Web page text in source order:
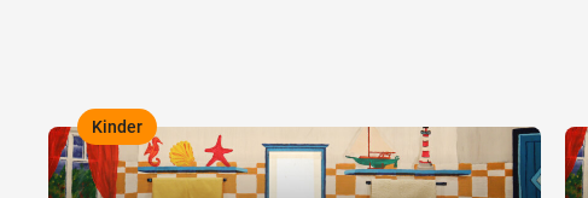
,
Kinder
,